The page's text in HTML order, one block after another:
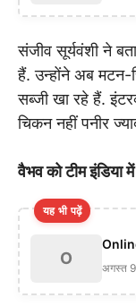
संजीव सूर्यवंशी ने
हैं. उन्होंने अब मटन-
सब्जी खा रहे हैं.
चिकन नहीं पनीर
वैभव को टीम इंडिया
यह भी पढ़ें
O
अगस्त